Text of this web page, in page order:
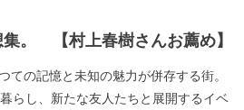
。 【村上春樹さんお薦め】
の記憶と未知の魅力が併存する街。
らし、新たな友人たちと展開するイベ